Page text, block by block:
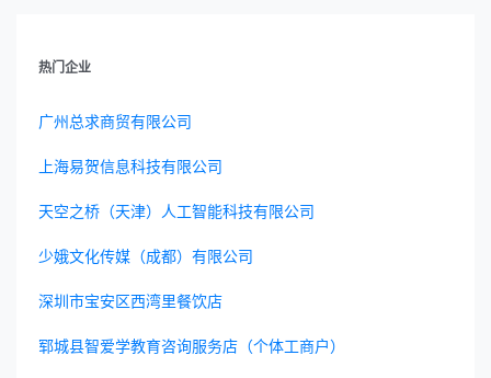
热门企业
广州总求商贸有限公司
上海易贺信息科技有限公司
天空之桥（天津）人工智能科技有限公司
少娥文化传媒（成都）有限公司
深圳市宝安区西湾里餐饮店
郓城县智爱学教育咨询服务店（个体工商户）